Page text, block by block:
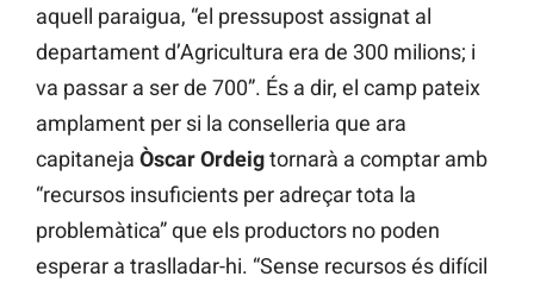
aquell paraigua, “el pressupost assignat al
departament d’Agricultura era de 300 milions; i
va passar a ser de 700”. És a dir, el camp pateix
amplament per si la conselleria que ara
capitaneja Òscar Ordeigtornarà a comptar amb
“recursos insuficients per adreçar tota la
problemàtica” que els productors no poden
esperar a traslladar-hi. “Sense recursos és difícil